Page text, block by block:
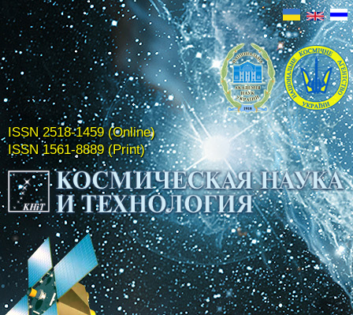
ISSN 2518-1459 (Online)
ISSN 1561-8889 (Print)